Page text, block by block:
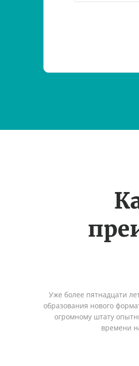
Уже более пятнадцати
образования нового
огромному штату
времени